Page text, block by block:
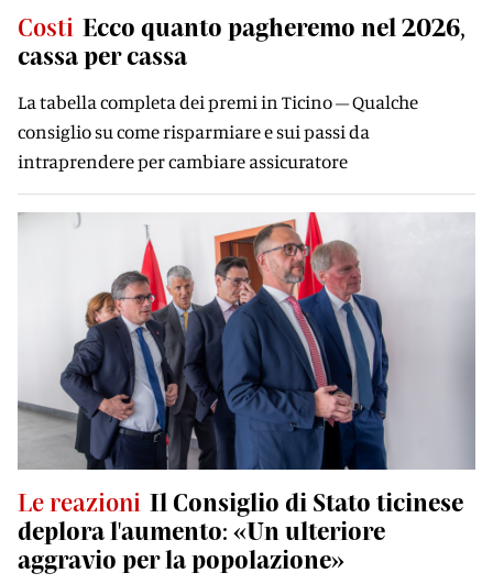
Costi Ecco quanto pagheremo nel 2026,
cassa per cassa
La tabella completa dei premi in Ticino – Qualche
consiglio su come risparmiare e sui passi da
intraprendere per cambiare assicuratore
Le reazioni Il Consiglio di Stato ticinese
deplora l'aumento: «Un ulteriore
aggravio per la popolazione»